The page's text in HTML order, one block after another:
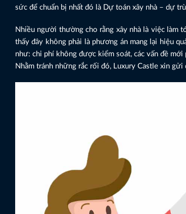
sức để chuẩn bị nhất đó là Dự toán xây nhà – dự
Nhiều người thường cho rằng xây nhà là việc làm
thấy đây không phải là phương án mang lại hiệu
như: chi phí không được kiểm soát, các vấn đề
Nhằm tránh những rắc rối đó, Luxury Castle xin